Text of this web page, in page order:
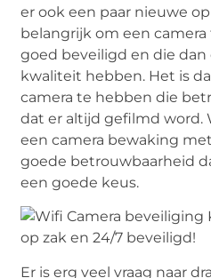
er ook een paar nieuwe
belangrijk om een
goed beveiligd en die
kwaliteit hebben. Het is
camera te hebben die
dat er altijd gefilmd word.
een camera bewaking
goede betrouwbaarheid
een goede keus.
Er is erg veel vraag naar